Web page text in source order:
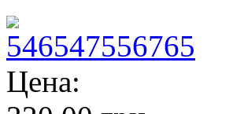
Цена: